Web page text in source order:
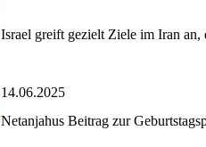
Israel greift gezielt Ziele im Iran an,
14.06.2025
Netanjahus Beitrag zur